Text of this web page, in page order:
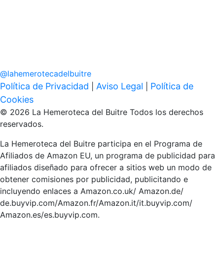
@lahemerotecadelbuitre
Política de Privacidad Aviso Legal
Política de
Cookies
© 2026 La Hemeroteca del Buitre Todos los derechos
reservados.
La Hemeroteca del Buitre participa en el Programa de
Afiliados de Amazon EU, un programa de publicidad para
afiliados diseñado para ofrecer a sitios web un modo de
obtener comisiones por publicidad, publicitando e
incluyendo enlaces a Amazon.co.uk/ Amazon.de/
de.buyvip.com/Amazon.fr/Amazon.it/it.buyvip.com/
Amazon.es/es.buyvip.com.